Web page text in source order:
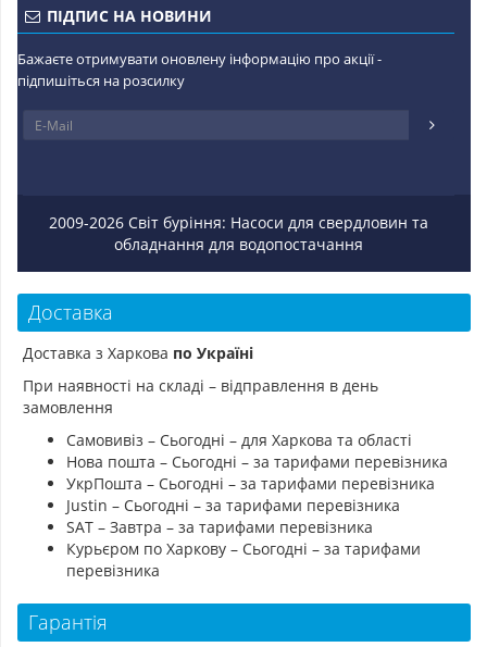
ПІДПИС НА НОВИНИ
Бажаєте отримувати оновлену інформацію про акції -
підпишіться на розсилку
2009-2026 Світ буріння: Насоси для свердловин та
обладнання для водопостачання
Доставка
Доставка з Харкова по Україні
При наявності на складі – відправлення в день
замовлення
Самовивіз – Сьогодні – для Харкова та області
Нова пошта – Сьогодні – за тарифами перевізника
УкрПошта – Сьогодні – за тарифами перевізника
Justin – Сьогодні – за тарифами перевізника
SAT – Завтра – за тарифами перевізника
Курьєром по Харкову – Сьогодні – за тарифами
перевізника
Гарантія